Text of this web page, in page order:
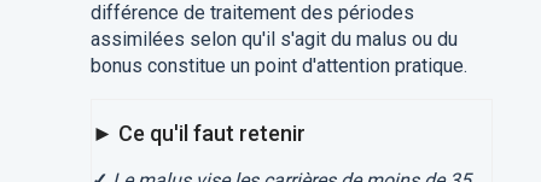
différence de traitement des périodes
assimilées selon qu'il s'agit du malus ou du
bonus constitue un point d'attention pratique.
► Ce qu'il faut retenir